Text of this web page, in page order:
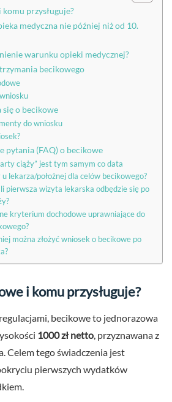
przysługuje?
medyczna nie później niż od 10.
warunku opieki medycznej?
becikowego
się o becikowe
do wniosku
pytania (FAQ) o becikowe
ciąży” jest tym samym co data
lekarza/położnej dla celów becikowego?
pierwsza wizyta lekarska odbędzie się po
kryterium dochodowe uprawniające do
można złożyć wniosek o becikowe po
i komu przysługuje?
becikowe to jednorazowa
1000 zł netto , przyznawana z
Celem tego świadczenia jest
pierwszych wydatków